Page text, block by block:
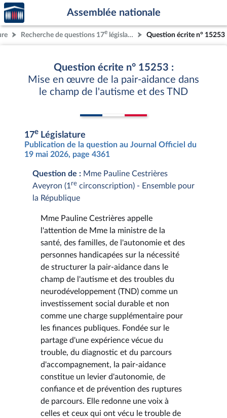
Aller au contenu
Aller en bas de la page
Accèder
à la
page
d'accueil
Assemblée nationale
Recherche de questions 17e législature Question écrite n° 15253
Question écrite n° 15253 :
Mise en œuvre de la pair-aidance dans
le champ de l'autisme et des TND
17e Législature
Publication de la question au Journal Officiel du
19 mai 2026, page 4361
Question de : Mme Pauline Cestrières
Aveyron (1 re circonscription) - Ensemble pour
la République
Mme Pauline Cestrières appelle
l'attention de Mme la ministre de la
santé, des familles, de l'autonomie et des
personnes handicapées sur la nécessité
de structurer la pair-aidance dans le
champ de l'autisme et des troubles du
neurodéveloppement (TND) comme un
investissement social durable et non
comme une charge supplémentaire pour
les finances publiques. Fondée sur le
partage d'une expérience vécue du
trouble, du diagnostic et du parcours
d'accompagnement, la pair-aidance
constitue un levier d'autonomie, de
confiance et de prévention des ruptures
de parcours. Elle redonne une voix à
celles et ceux qui ont vécu le trouble de